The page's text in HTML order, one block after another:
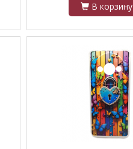
В корзину